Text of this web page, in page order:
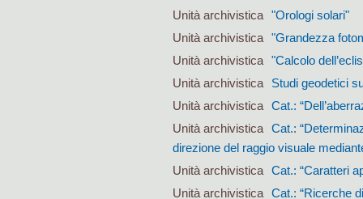
Unità archivistica "Orologi solari"
Unità archivistica "Grandezza
Unità archivistica "Calcolo
Unità archivistica
Studi geodetici
Unità archivistica Cat.:
Unità archivistica Cat.:
direzione del raggio visuale
Unità archivistica Cat.: “Caratteri
Unità archivistica Cat.: “Ricerche